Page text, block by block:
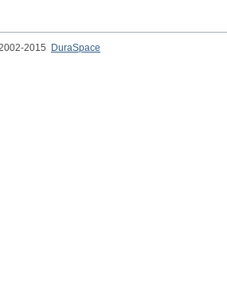
2015
DuraSpace